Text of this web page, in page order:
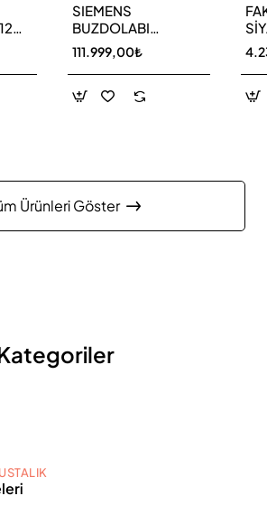
SIEMENS
BUZDOLABI
KG86NCWE0N
111.999,00₺
Ürünleri Göster